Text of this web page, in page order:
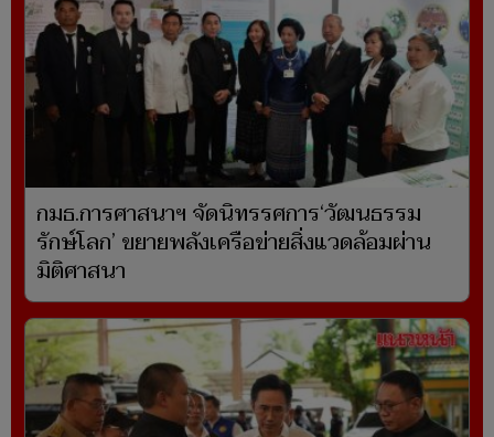
กมธ.การศาสนาฯ จัดนิทรรศการ‘วัฒนธรรม
รักษ์โลก’ ขยายพลังเครือข่ายสิ่งแวดล้อมผ่าน
มิติศาสนา